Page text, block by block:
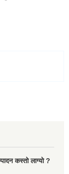
कस्तो लाग्यो ?